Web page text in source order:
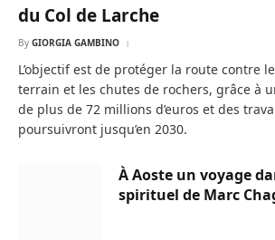
du Col de Larche
By GIORGIA GAMBINO
L’objectif est de protéger la route contre
terrain et les chutes de rochers, grâce à
de plus de 72 millions d’euros et des
poursuivront jusqu’en 2030.
À Aoste un voyage
spirituel de Marc